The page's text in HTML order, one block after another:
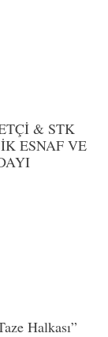
& STK
ESNAF VE
Halkası”